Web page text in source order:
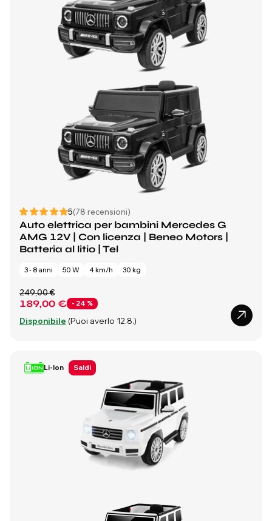
5(78 recensioni)
Auto elettrica per bambini Mercedes G
AMG 12V | Con licenza | Beneo Motors |
Batteria al litio | Tel
3 - 8 anni 50 W 4 km/h 30 kg
189,00 € - 24 %
249,00 €
Disponibile (Puoi averlo 12.8.)
Li-Ion Saldi